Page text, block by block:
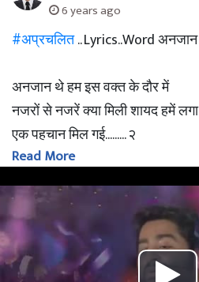
6 years ago
#अप्रचलित.. Lyrics..Word अनजान
अनजान थे हम इस वक्त के दौर में
नजरों से नजरें क्या मिली शायद हमें लगा
एक पहचान मिल गई......... २
आपकी हर नजर को छू रही है
दिल की गहराइया......... २
कुछ कही कुछ अनकही सी
मुलाक़ात हो गई.. मुलाकात हो गई ..
Read More